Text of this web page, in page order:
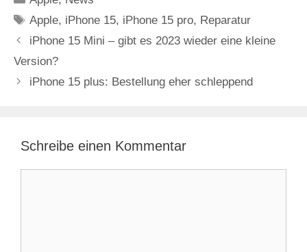
Schlagwörter
Apple, iPhone 15, iPhone 15 pro, Reparatur
iPhone 15 Mini – gibt es 2023 wieder eine kleine
Version?
iPhone 15 plus: Bestellung eher schleppend
Schreibe einen Kommentar